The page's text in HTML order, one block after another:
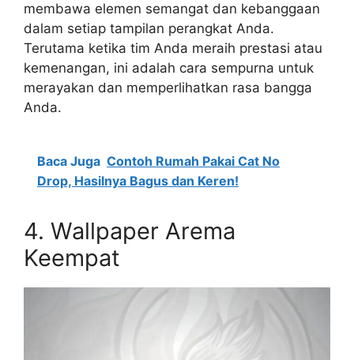
membawa elemen semangat dan kebanggaan
dalam setiap tampilan perangkat Anda.
Terutama ketika tim Anda meraih prestasi atau
kemenangan, ini adalah cara sempurna untuk
merayakan dan memperlihatkan rasa bangga
Anda.
Baca Juga Contoh Rumah Pakai Cat No
Drop, Hasilnya Bagus dan Keren!
4. Wallpaper Arema
Keempat